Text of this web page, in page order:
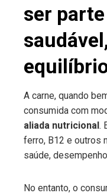
ser
A carne, quando
consumida com
aliada nutricional.
ferro, B12 e outros
saúde,
No entanto, o